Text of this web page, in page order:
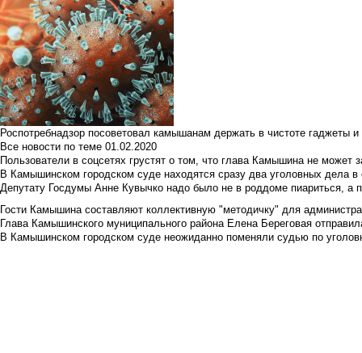
Роспотребнадзор посоветовал камышанам держать в чистоте гаджеты
Все новости по теме 01.02.2020
Пользователи в соцсетях грустят о том, что глава Камышина не может
В Камышинском городском суде находятся сразу два уголовных дела
Депутату Госдумы Анне Кувычко надо было не в роддоме пиариться, а
Гости Камышина составляют коллективную "методичку" для
Глава Камышинского муниципального района Елена Береговая
В Камышинском городском суде неожиданно поменяли судью по